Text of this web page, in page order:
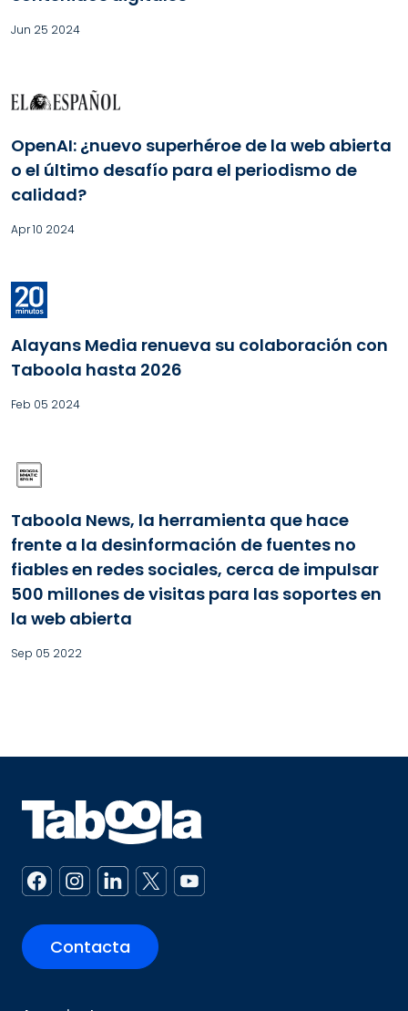
Jun 25 2024
OpenAI: ¿nuevo superhéroe de la web abierta
o el último desafío para el periodismo de
calidad?
Apr 10 2024
Alayans Media renueva su colaboración con
Taboola hasta 2026
Feb 05 2024
Taboola News, la herramienta que hace
frente a la desinformación de fuentes no
fiables en redes sociales, cerca de impulsar
500 millones de visitas para las soportes en
la web abierta
Sep 05 2022
Contacta